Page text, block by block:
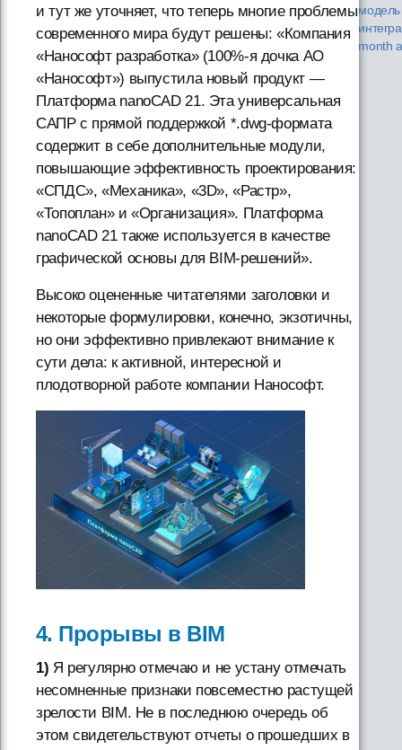
и тут же уточняет, что теперь многие проблемы
современного мира будут решены: «Компания
«Нанософт разработка» (100%-я дочка АО
«Нанософт») выпустила новый продукт —
Платформа nanoCAD 21. Эта универсальная
САПР с прямой поддержкой *.dwg-формата
содержит в себе дополнительные модули,
повышающие эффективность проектирования:
«СПДС», «Механика», «3D», «Растр»,
«Топоплан» и «Организация». Платформа
nanoCAD 21 также используется в качестве
графической основы для BIM-решений».
Высоко оцененные читателями заголовки и
некоторые формулировки, конечно, экзотичны,
но они эффективно привлекают внимание к
сути дела: к активной, интересной и
плодотворной работе компании Нанософт.
4. Прорывы в BIM
1) Я регулярно отмечаю и не устану отмечать
несомненные признаки повсеместно растущей
зрелости BIM. Не в последнюю очередь об
этом свидетельствуют отчеты о прошедших в
month